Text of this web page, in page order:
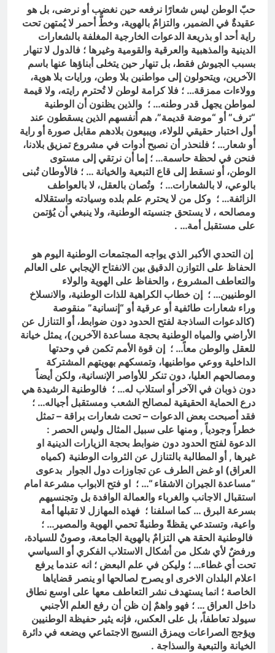
حبّ الوطن ليس شعارًا نرفعه حين نغضب أو نرضى، بل هو
عقيدةٌ في الضمير، والتزامٌ بالهوية، وخطٌّ أحمر لا يُمتهن تحت
راية أحد او بذريعة الدعوات الخارجية المغلفة بالشعارات
الدينية والمذهبية والعرقية والقومية وغيرها ؛ فالدول لا تنهار
بسبب الجيوش فقط، بل تنهار حين يتخلى أبناؤها عنها باسم
الآخرين، ويتحولون إلى مواطنين بلا وطن، ورايات بلا هوية،
وولاءات ممزقة… ؛ فلا كرامة لوطن لا تُحترم رايته، ولا قيمة
لمواطن يجهل قدر وطنه… ؛ والذين يظنون أن الوطنية
“ترف” أو “موضة قديمة”، هم أنفسهم الذين يسقطون عند
أول اختبار حقيقي للولاء، ويبيعون بلادهم مقابل صورة أو راية
أو شعار… ؛ فلنحذر أن نصبح أدوات في مشروع تمزيق بلادنا،
فنحن في لحظة حاسمة… ؛ إما أن نرتقي إلى مستوى
الوطن، أو نسقط إلى قاع التبعية والخيانة … ؛ فالأوطان تُبنى
بالوعي، لا بالشعارات… ؛ وتُصان بالعقل، لا بالعواطف
الزائفة… ؛ وكل من لا يحترم علم بلده وسيادته واستقلاله
ومصالحه ، لا يستحق جنسيته الوطنية، ولا ينبغي أن يُؤتمن
على مستقبل أمة… .
إن التحدي الأكبر الذي يواجه المجتمعات الوطنية اليوم هو
الحفاظ على التوازن الدقيق بين الانفتاح الإيجابي على العالم
والتعاطف المشروع ، والحفاظ على الهوية والولاء
الوطنيين… ؛ إن خطاب الكراهية للذات الوطنية، والانسلاخ
وراء شعارات طائفية أو عرقية أو “إنسانية” منقوصة
(كالدعوات الساذجة لفتح الحدود دون ضوابط، أو التنازل عن
الأراضي والمياه الوطنية بحجة مساعدة الآخرين)، يمثل خيانة
للعقل والوطن معاً… ؛ إن قوة الأمم تكمن في وحدتها
الداخلية ووعي مواطنيها، وتمسكهم بهويتهم المشتركة
ومصالحهم العليا، دون تنكر للأواصر الإنسانية، ولكن أيضاً
دون ذوبان في الآخر أو استلاب له… ؛ فالوطنية الرشيدة هي
درع الحماية الحقيقية لمصالح الشعب ومستقبل أجياله… ؛
فقد أصبحت بعض الدعوات – تحت شعارات براقة – تمثل
خطراً وجودياً , ومنها على سبيل المثال وليس الحصر :
الدعوة لفتح الحدود دون ضوابط بحجة الزيارات الدينية او
غيرها , أو المطالبة بالتنازل عن الثروات الوطنية (كمياه
العراق) او غض الطرف عن تجاوزات دول الجوار بدعوى
“مساعدة الجيران الاشقاء “… ؛ او فتح الابواب مشرعة امام
استقبال الاجانب والغرباء والعمالة الوافدة بل وتجنسيهم
بسرعة البرق … كما اسلفنا ؛ فهذه المهازل لا تقبلها أمة
واعية، وتستدعي يقظةً وطنيةً تحمي الهوية والمصير… ؛
فالوطنية الحقة هي التزامٌ بالهوية الجامعة، وصونٌ للسيادة،
ورفضٌ لأي شكل من أشكال الاستلاب الفكري أو السياسي
تحت أي غطاء… ؛ وليكن في علم البعض ؛ انه عندما يرفع
اعلام البلدان الاخرى او يصرح لصالحها او ينصر قضاياها
الخاصة ؛ انما يستهدف نشر التعاطف معها على اوسع نطاق
داخل العراق … ؛ فهو واهمٌ إن ظن أن رفع العلم الأجنبي
سيولد تعاطفاً، بل على العكس، فإنه يثير حفيظة الوطنيين
ويؤجج الصراعات ويمزق النسيج الاجتماعي ويضعه في دائرة
الخيانة والتبعية والسذاجة .